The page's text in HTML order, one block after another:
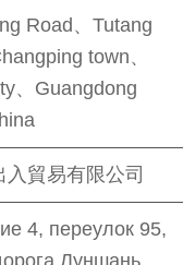
Road、Tutang
town、
、Guangdong
貿易有限公司
4, переулок 95,
Луншань,